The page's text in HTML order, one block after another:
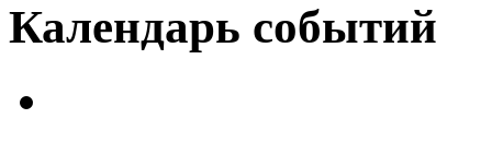
Календарь событий